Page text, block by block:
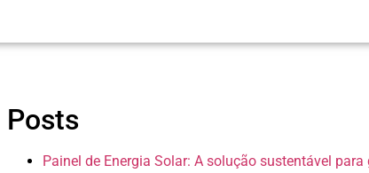
Posts
Painel de Energia Solar: A solução sustentável para